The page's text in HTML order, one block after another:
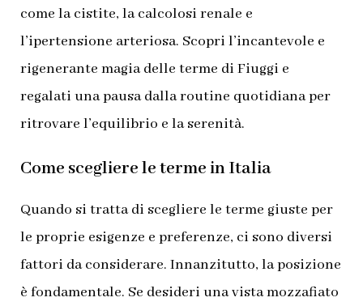
come la cistite, la calcolosi renale e
l’ipertensione arteriosa. Scopri l’incantevole e
rigenerante magia delle terme di Fiuggi e
regalati una pausa dalla routine quotidiana per
ritrovare l’equilibrio e la serenità.
Come scegliere le terme in Italia
Quando si tratta di scegliere le terme giuste per
le proprie esigenze e preferenze, ci sono diversi
fattori da considerare. Innanzitutto, la posizione
è fondamentale. Se desideri una vista mozzafiato